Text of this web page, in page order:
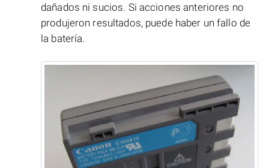
dañados ni sucios. Si acciones anteriores no
produjeron resultados, puede haber un fallo de
la batería.